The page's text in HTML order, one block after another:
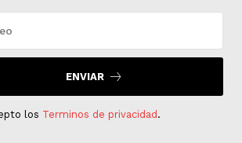
ENVIAR
los Terminos de privacidad.